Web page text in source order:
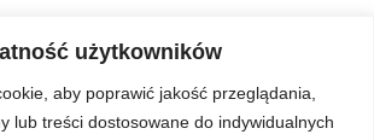
użytkowników
aby poprawić jakość przeglądania,
lub treści dostosowane do indywidualnych